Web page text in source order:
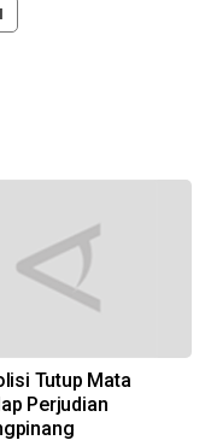
Tutup Mata
Perjudian